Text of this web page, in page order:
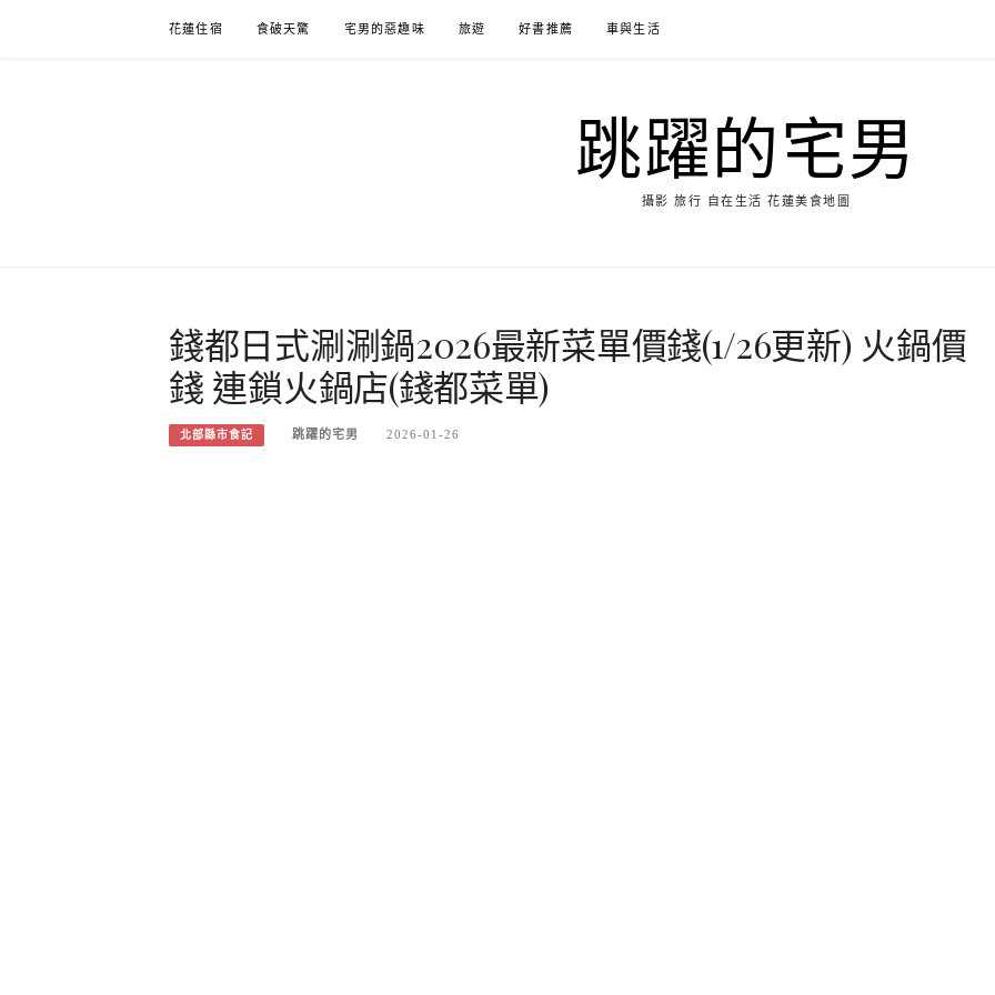
花蓮住宿 食破天驚 宅男的惡趣味 旅遊 好書推薦 車與生活
跳躍的宅男
攝影 旅行 自在生活 花蓮美食地圖
錢都日式涮涮鍋2026最新菜單價錢(1/26更新) 火鍋價
錢 連鎖火鍋店(錢都菜單)
北部縣市食記 跳躍的宅男 2026-01-26